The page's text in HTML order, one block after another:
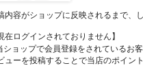
内容がショップに反映されるまで、
在ログインされておりません】
ョップで会員登録をされているお
ューを投稿することで当店のポイン